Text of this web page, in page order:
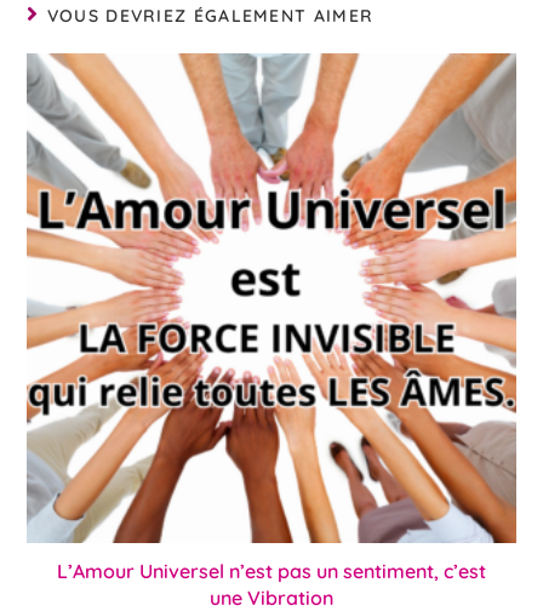
VOUS DEVRIEZ ÉGALEMENT AIMER
L’Amour Universel n’est pas un sentiment, c’est
une Vibration